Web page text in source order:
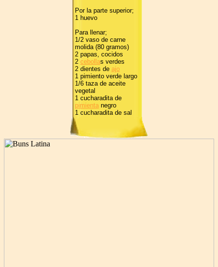
Por la parte superior;
1 huevo
Para llenar;
1/2 vaso de carne
molida (80 gramos)
2 papas, cocidos
2 cebollas verdes
2 dientes de ajo
1 pimiento verde largo
1/6 taza de aceite
vegetal
1 cucharadita de
pimienta negro
1 cucharadita de sal